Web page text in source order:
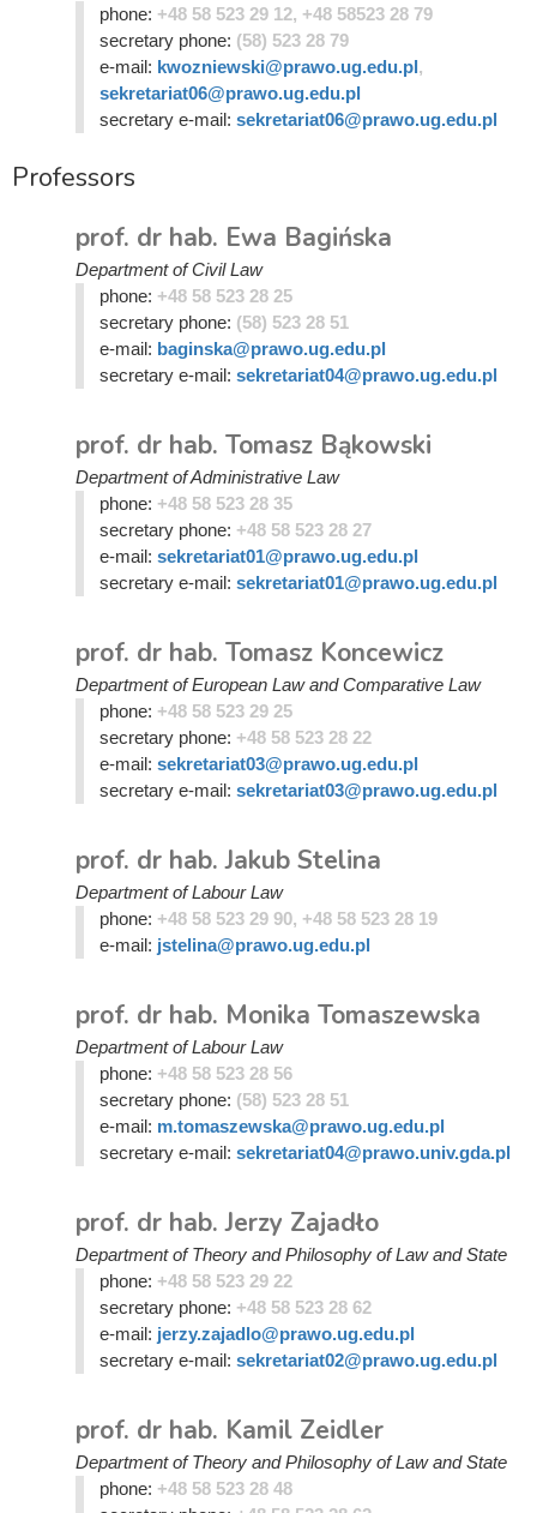
phone: +48 58 523 29 12, +48 58523 28 79
secretary phone: (58) 523 28 79
e-mail: kwozniewski@prawo.ug.edu.pl,
sekretariat06@prawo.ug.edu.pl
secretary e-mail: sekretariat06@prawo.ug.edu.pl
Professors
prof. dr hab. Ewa Bagińska
Department of Civil Law
phone: +48 58 523 28 25
secretary phone: (58) 523 28 51
e-mail: baginska@prawo.ug.edu.pl
secretary e-mail: sekretariat04@prawo.ug.edu.pl
prof. dr hab. Tomasz Bąkowski
Department of Administrative Law
phone: +48 58 523 28 35
secretary phone: +48 58 523 28 27
e-mail: sekretariat01@prawo.ug.edu.pl
secretary e-mail: sekretariat01@prawo.ug.edu.pl
prof. dr hab. Tomasz Koncewicz
Department of European Law and Comparative Law
phone: +48 58 523 29 25
secretary phone: +48 58 523 28 22
e-mail: sekretariat03@prawo.ug.edu.pl
secretary e-mail: sekretariat03@prawo.ug.edu.pl
prof. dr hab. Jakub Stelina
Department of Labour Law
phone: +48 58 523 29 90, +48 58 523 28 19
e-mail: jstelina@prawo.ug.edu.pl
prof. dr hab. Monika Tomaszewska
Department of Labour Law
phone: +48 58 523 28 56
secretary phone: (58) 523 28 51
e-mail: m.tomaszewska@prawo.ug.edu.pl
secretary e-mail: sekretariat04@prawo.univ.gda.pl
prof. dr hab. Jerzy Zajadło
Department of Theory and Philosophy of Law and State
phone: +48 58 523 29 22
secretary phone: +48 58 523 28 62
e-mail: jerzy.zajadlo@prawo.ug.edu.pl
secretary e-mail: sekretariat02@prawo.ug.edu.pl
prof. dr hab. Kamil Zeidler
Department of Theory and Philosophy of Law and State
phone: +48 58 523 28 48